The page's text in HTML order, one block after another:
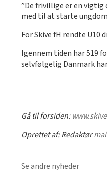
”De frivillige er en vigtig
med til at starte
For Skive fH rendte U10
Igennem tiden har 519
selvfølgelig Danmark
Gå til forsiden:
Oprettet af:Redaktør
Se andre nyheder